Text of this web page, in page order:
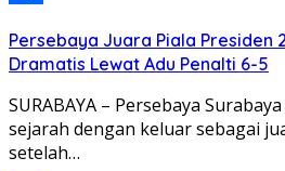
Persebaya Juara Piala Presiden
Dramatis Lewat Adu Penalti 6-5
SURABAYA – Persebaya
sejarah dengan keluar sebagai
setelah…